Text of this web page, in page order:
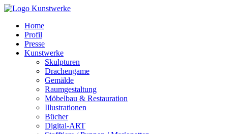
Home
Profil
Presse
Kunstwerke
Skulpturen
Drachengame
Gemälde
Raumgestaltung
Möbelbau & Restauration
Illustrationen
Bücher
Digital-ART